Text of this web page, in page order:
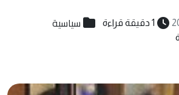
1 دقيقة قراءة سياسية